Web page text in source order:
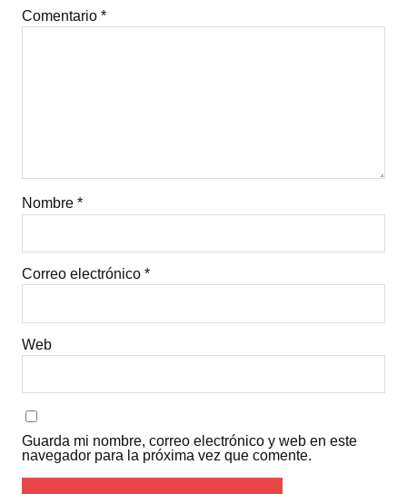
Comentario *
Nombre *
Correo electrónico *
Web
Guarda mi nombre, correo electrónico y web en este
navegador para la próxima vez que comente.